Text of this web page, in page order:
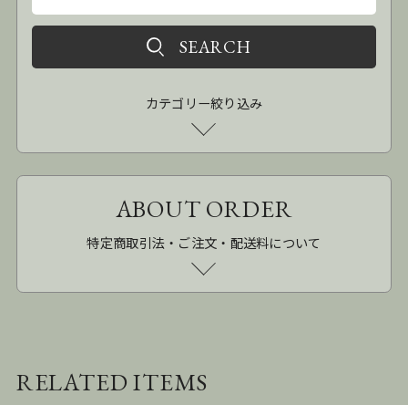
カテゴリー絞り込み
ABOUT ORDER
特定商取引法・ご注文・配送料について
RELATED ITEMS